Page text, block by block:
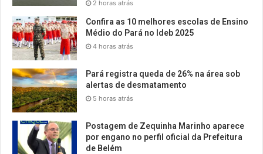
2 horas atrás
Confira as 10 melhores escolas de Ensino
Médio do Pará no Ideb 2025
4 horas atrás
Pará registra queda de 26% na área sob
alertas de desmatamento
5 horas atrás
Postagem de Zequinha Marinho aparece
por engano no perfil oficial da Prefeitura
de Belém